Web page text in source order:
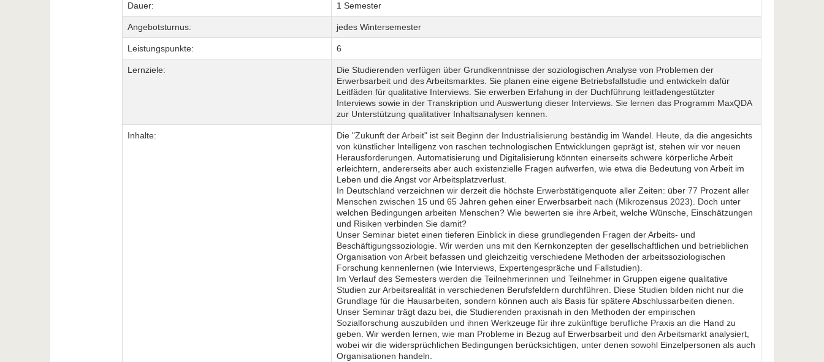
Dauer: 1 Semester
Angebotsturnus: jedes Wintersemester
Leistungspunkte: 6
Lernziele:
Die Studierenden verfügen über Grundkenntnisse der soziologischen Analyse von Problemen der
Erwerbsarbeit und des Arbeitsmarktes. Sie planen eine eigene Betriebsfallstudie und entwickeln dafür
Leitfäden für qualitative Interviews. Sie erwerben Erfahung in der Duchführung leitfadengestützter
Interviews sowie in der Transkription und Auswertung dieser Interviews. Sie lernen das Programm MaxQDA
zur Unterstützung qualitativer Inhaltsanalysen kennen.
Inhalte:
Die "Zukunft der Arbeit" ist seit Beginn der Industrialisierung beständig im Wandel. Heute, da die angesichts
von künstlicher Intelligenz von raschen technologischen Entwicklungen geprägt ist, stehen wir vor neuen
Herausforderungen. Automatisierung und Digitalisierung könnten einerseits schwere körperliche Arbeit
erleichtern, andererseits aber auch existenzielle Fragen aufwerfen, wie etwa die Bedeutung von Arbeit im
Leben und die Angst vor Arbeitsplatzverlust.
In Deutschland verzeichnen wir derzeit die höchste Erwerbstätigenquote aller Zeiten: über 77 Prozent aller
Menschen zwischen 15 und 65 Jahren gehen einer Erwerbsarbeit nach (Mikrozensus 2023). Doch unter
welchen Bedingungen arbeiten Menschen? Wie bewerten sie ihre Arbeit, welche Wünsche, Einschätzungen
und Risiken verbinden Sie damit?
Unser Seminar bietet einen tieferen Einblick in diese grundlegenden Fragen der Arbeits- und
Beschäftigungssoziologie. Wir werden uns mit den Kernkonzepten der gesellschaftlichen und betrieblichen
Organisation von Arbeit befassen und gleichzeitig verschiedene Methoden der arbeitssoziologischen
Forschung kennenlernen (wie Interviews, Expertengespräche und Fallstudien).
Im Verlauf des Semesters werden die Teilnehmerinnen und Teilnehmer in Gruppen eigene qualitative
Studien zur Arbeitsrealität in verschiedenen Berufsfeldern durchführen. Diese Studien bilden nicht nur die
Grundlage für die Hausarbeiten, sondern können auch als Basis für spätere Abschlussarbeiten dienen.
Unser Seminar trägt dazu bei, die Studierenden praxisnah in den Methoden der empirischen
Sozialforschung auszubilden und ihnen Werkzeuge für ihre zukünftige berufliche Praxis an die Hand zu
geben. Wir werden lernen, wie man Probleme in Bezug auf Erwerbsarbeit und den Arbeitsmarkt analysiert,
wobei wir die widersprüchlichen Bedingungen berücksichtigen, unter denen sowohl Einzelpersonen als auch
Organisationen handeln.